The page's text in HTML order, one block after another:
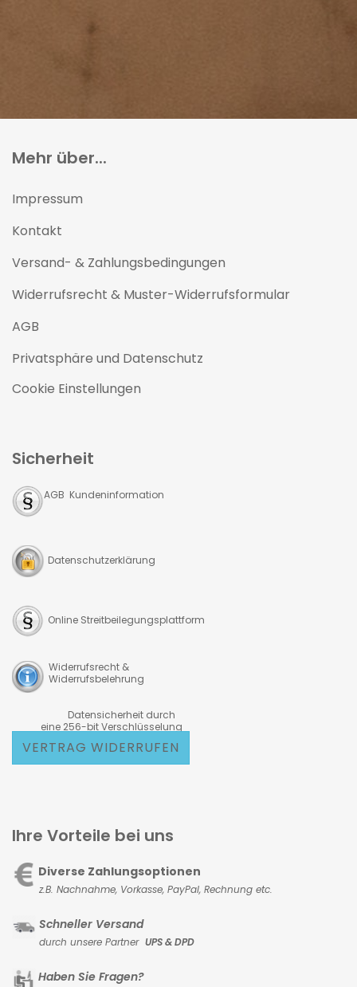
Mehr über...
Impressum
Kontakt
Versand- & Zahlungsbedingungen
Widerrufsrecht & Muster-Widerrufsformular
AGB
Privatsphäre und Datenschutz
Cookie Einstellungen
Sicherheit
AGB Kundeninformation
Datenschutzerklärung
Online Streitbeilegungsplattform
Widerrufsrecht &
Widerrufsbelehrung
Datensicherheit durch
eine 256-bit Verschlüsselung
VERTRAG WIDERRUFEN
Ihre Vorteile bei uns
Diverse Zahlungsoptionen
z.B. Nachnahme, Vorkasse, PayPal, Rechnung etc.
Schneller Versand
durch unsere Partner UPS & DPD
Haben Sie Fragen?